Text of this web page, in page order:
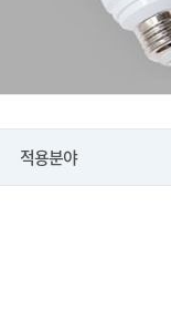
적용분야